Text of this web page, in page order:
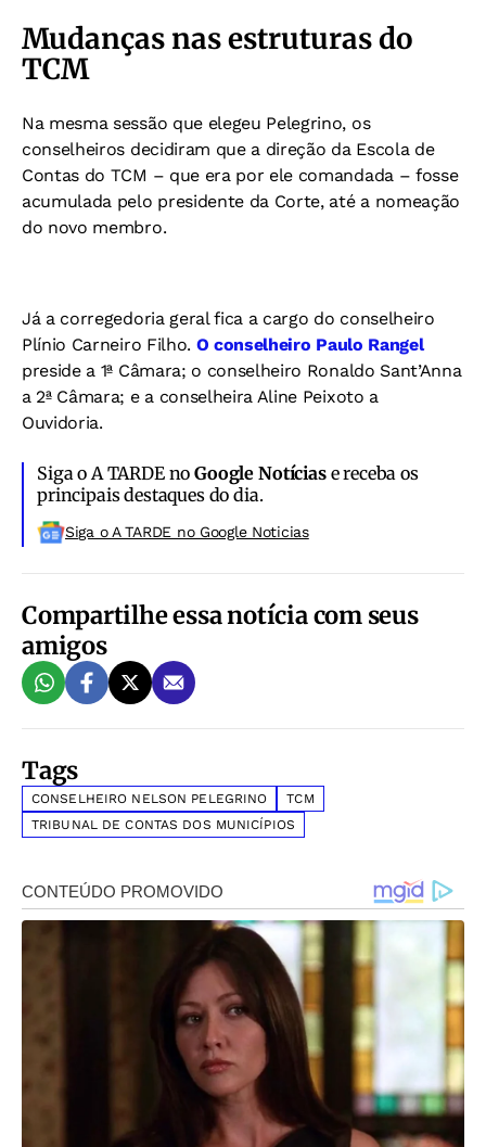
Mudanças nas estruturas do
TCM
Na mesma sessão que elegeu Pelegrino, os
conselheiros decidiram que a direção da Escola de
Contas do TCM – que era por ele comandada – fosse
acumulada pelo presidente da Corte, até a nomeação
do novo membro.
Já a corregedoria geral fica a cargo do conselheiro
Plínio Carneiro Filho. O conselheiro Paulo Rangel
preside a 1ª Câmara; o conselheiro Ronaldo Sant’Anna
a 2ª Câmara; e a conselheira Aline Peixoto a
Ouvidoria.
Siga o A TARDE noGoogle Notíciase receba os
principais destaques do dia.
Siga o A TARDE no Google Noticias
Compartilhe essa notícia com seus
amigos
Tags
CONSELHEIRO NELSON PELEGRINO
TCM
TRIBUNAL DE CONTAS DOS MUNICÍPIOS